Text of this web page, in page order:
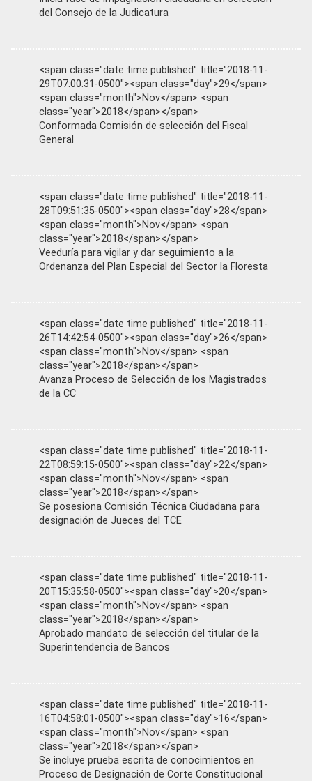
del Consejo de la Judicatura
<span class="date time published" title="2018-11-
29T07:00:31-0500"><span class="day">29</span>
<span class="month">Nov</span> <span
class="year">2018</span></span>
Conformada Comisión de selección del Fiscal
General
<span class="date time published" title="2018-11-
28T09:51:35-0500"><span class="day">28</span>
<span class="month">Nov</span> <span
class="year">2018</span></span>
Veeduría para vigilar y dar seguimiento a la
Ordenanza del Plan Especial del Sector la Floresta
<span class="date time published" title="2018-11-
26T14:42:54-0500"><span class="day">26</span>
<span class="month">Nov</span> <span
class="year">2018</span></span>
Avanza Proceso de Selección de los Magistrados
de la CC
<span class="date time published" title="2018-11-
22T08:59:15-0500"><span class="day">22</span>
<span class="month">Nov</span> <span
class="year">2018</span></span>
Se posesiona Comisión Técnica Ciudadana para
designación de Jueces del TCE
<span class="date time published" title="2018-11-
20T15:35:58-0500"><span class="day">20</span>
<span class="month">Nov</span> <span
class="year">2018</span></span>
Aprobado mandato de selección del titular de la
Superintendencia de Bancos
<span class="date time published" title="2018-11-
16T04:58:01-0500"><span class="day">16</span>
<span class="month">Nov</span> <span
class="year">2018</span></span>
Se incluye prueba escrita de conocimientos en
Proceso de Designación de Corte Constitucional